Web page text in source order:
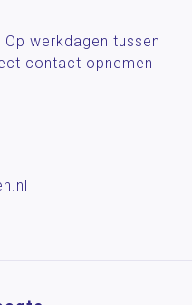
werkdagen tussen
contact opnemen